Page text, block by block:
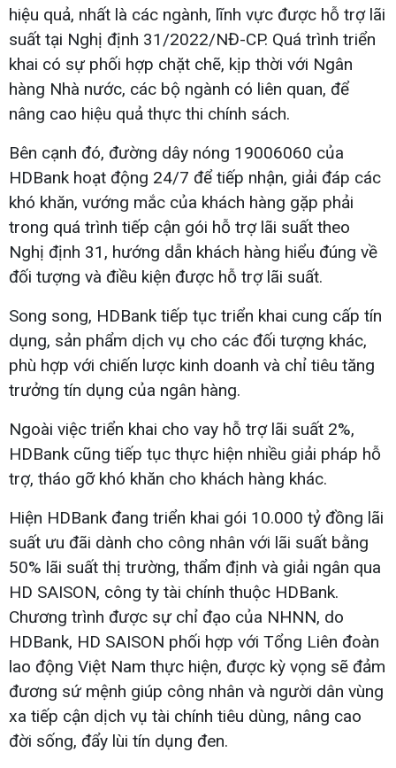
hiệu quả, nhất là các ngành, lĩnh vực được hỗ trợ lãi
suất tại Nghị định 31/2022/NĐ-CP. Quá trình triển
khai có sự phối hợp chặt chẽ, kịp thời với Ngân
hàng Nhà nước, các bộ ngành có liên quan, để
nâng cao hiệu quả thực thi chính sách.
Bên cạnh đó, đường dây nóng 19006060 của
HDBank hoạt động 24/7 để tiếp nhận, giải đáp các
khó khăn, vướng mắc của khách hàng gặp phải
trong quá trình tiếp cận gói hỗ trợ lãi suất theo
Nghị định 31, hướng dẫn khách hàng hiểu đúng về
đối tượng và điều kiện được hỗ trợ lãi suất.
Song song, HDBank tiếp tục triển khai cung cấp tín
dụng, sản phẩm dịch vụ cho các đối tượng khác,
phù hợp với chiến lược kinh doanh và chỉ tiêu tăng
trưởng tín dụng của ngân hàng.
Ngoài việc triển khai cho vay hỗ trợ lãi suất 2%,
HDBank cũng tiếp tục thực hiện nhiều giải pháp hỗ
trợ, tháo gỡ khó khăn cho khách hàng khác.
Hiện HDBank đang triển khai gói 10.000 tỷ đồng lãi
suất ưu đãi dành cho công nhân với lãi suất bằng
50% lãi suất thị trường, thẩm định và giải ngân qua
HD SAISON, công ty tài chính thuộc HDBank.
Chương trình được sự chỉ đạo của NHNN, do
HDBank, HD SAISON phối hợp với Tổng Liên đoàn
lao động Việt Nam thực hiện, được kỳ vọng sẽ đảm
đương sứ mệnh giúp công nhân và người dân vùng
xa tiếp cận dịch vụ tài chính tiêu dùng, nâng cao
đời sống, đẩy lùi tín dụng đen.